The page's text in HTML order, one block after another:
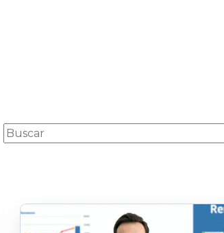
Esto es un campo de búsqueda con